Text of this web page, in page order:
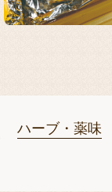
ハーブ・薬味